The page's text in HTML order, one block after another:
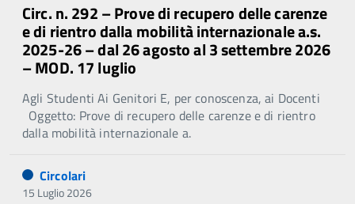
Circ. n. 292 – Prove di recupero delle carenze
e di rientro dalla mobilità internazionale a.s.
2025-26 – dal 26 agosto al 3 settembre 2026
– MOD. 17 luglio
Agli Studenti Ai Genitori E, per conoscenza, ai Docenti
Oggetto: Prove di recupero delle carenze e di rientro
dalla mobilità internazionale a.
Circolari
15 Luglio 2026